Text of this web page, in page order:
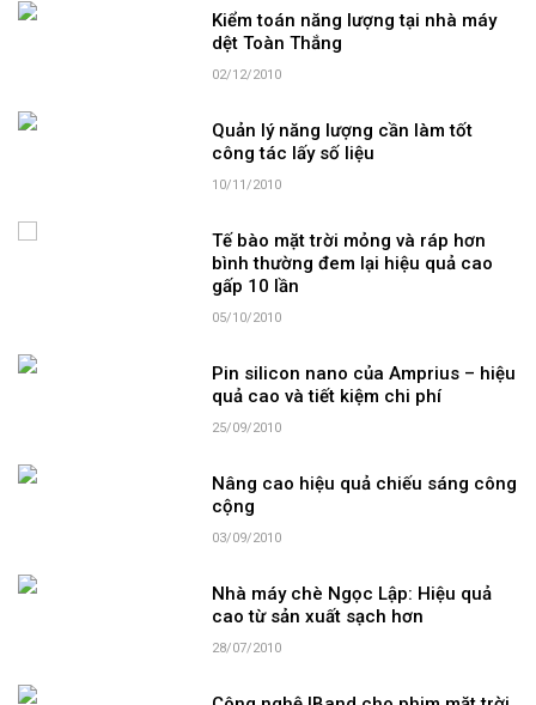
Kiểm toán năng lượng tại nhà máy
dệt Toàn Thắng
02/12/2010
Quản lý năng lượng cần làm tốt
công tác lấy số liệu
10/11/2010
Tế bào mặt trời mỏng và ráp hơn
bình thường đem lại hiệu quả cao
gấp 10 lần
05/10/2010
Pin silicon nano của Amprius – hiệu
quả cao và tiết kiệm chi phí
25/09/2010
Nâng cao hiệu quả chiếu sáng công
cộng
03/09/2010
Nhà máy chè Ngọc Lập: Hiệu quả
cao từ sản xuất sạch hơn
28/07/2010